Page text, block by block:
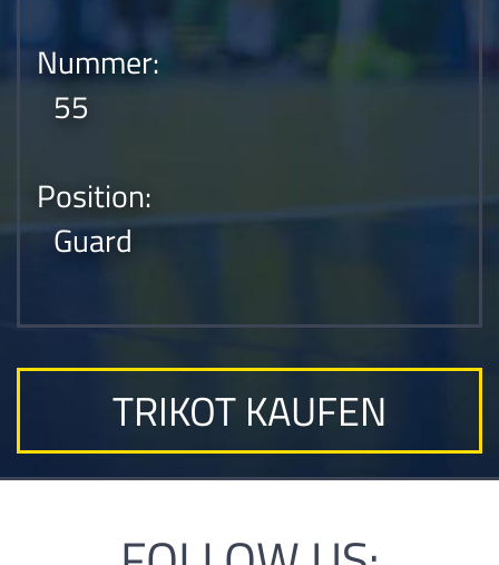
Nummer:
55
Position:
Guard
TRIKOT KAUFEN